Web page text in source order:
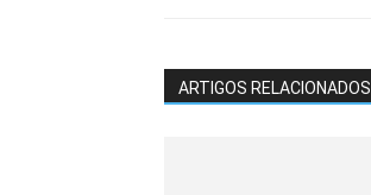
ARTIGOS RELACIONADOS